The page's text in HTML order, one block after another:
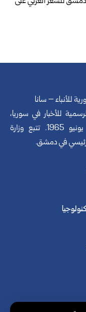
للأنباء – سانا
للأخبار في سوريا،
تأسست في 24 يونيو 1965. تتبع وزارة
في دمشق.